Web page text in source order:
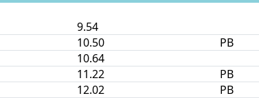
9.54
10.50
PB
10.64
11.22
PB
12.02 PB